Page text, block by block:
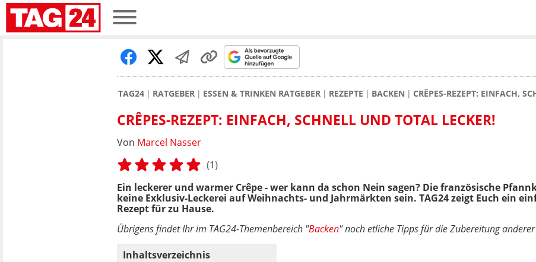
TAG24 RATGEBER ESSEN & TRINKEN RATGEBER REZEPTE BACKEN CRÊPES-REZEPT: EINFACH,
CRÊPES-REZEPT: EINFACH, SCHNELL UND TOTAL LECKER!
Von Marcel Nasser
(1)
Ein leckerer und warmer Crêpe - wer kann da schon Nein sagen? Die französische
keine Exklusiv-Leckerei auf Weihnachts- und Jahrmärkten sein. TAG24 zeigt Euch ein
Rezept für zu Hause.
Übrigens findet Ihr im TAG24-Themenbereich "Backen" noch etliche Tipps für die Zubereitung
Inhaltsverzeichnis